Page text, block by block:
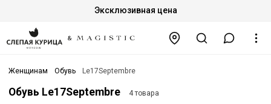
Эксклюзивная цена
Женщинам Обувь Le17Septembre
Обувь Le17Septembre 4 товара